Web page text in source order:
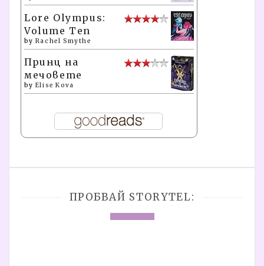
Lore Olympus:
Volume Ten
by Rachel Smythe
Принц на
мечовете
by Elise Kova
ПРОБВАЙ STORYTEL: